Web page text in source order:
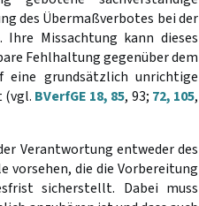
des Übermaßverbotes bei der
Missachtung kann dieses
Fehlhaltung gegenüber dem
eine grundsätzlich unrichtige
(vgl. BVerfGE 18, 85, 93; 72, 105,
Verantwortung entweder des
die die Vorbereitung
sicherstellt. Dabei muss